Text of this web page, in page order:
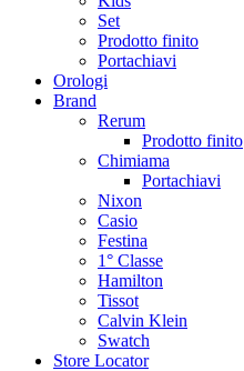
Set
Prodotto finito
Portachiavi
Orologi
Brand
Rerum
Prodotto finito
Chimiama
Portachiavi
Nixon
Casio
Festina
1° Classe
Hamilton
Tissot
Calvin Klein
Swatch
Store Locator